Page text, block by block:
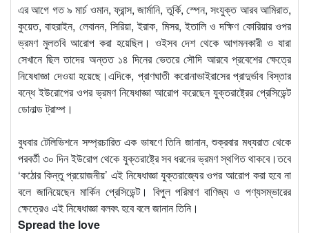
এর আগে গত ৯ মার্চ ওমান, ফ্রান্স, জার্মানি, তুর্কি, স্পেন, সংযুক্ত আরব আমিরাত,
কুয়েত, বাহরাইন, লেবানন, সিরিয়া, ইরাক, মিসর, ইতালি ও দক্ষিণ কোরিয়ার ওপর
ভ্রমণ মুলতবি আরোপ করা হয়েছিল। ওইসব দেশ থেকে আগমনকারী ও যারা
সেখানে ছিল তাদের অন্তত ১৪ দিনের ভেতরে সৌদি আরবে প্রবেশের ক্ষেত্রে
নিষেধাজ্ঞা দেওয়া হয়েছে।এদিকে, প্রাণঘাতী করোনাভাইরাসের প্রাদুর্ভাব বিস্তার
বন্ধে ইউরোপের ওপর ভ্রমণ নিষেধাজ্ঞা আরোপ করেছেন যুক্তরাষ্ট্রের প্রেসিডেন্ট
ডোনাল্ড ট্রাম্প।
বুধবার টেলিভিশনে সম্প্রচারিত এক ভাষণে তিনি জানান, শুক্রবার মধ্যরাত থেকে
পরবর্তী ৩০ দিন ইউরোপ থেকে যুক্তরাষ্ট্রে সব ধরনের ভ্রমণ স্থগিত থাকবে।তবে
‘কঠোর কিন্তু প্রয়োজনীয়’ এই নিষেধাজ্ঞা যুক্তরাজ্যের ওপর আরোপ করা হবে না
বলে জানিয়েছেন মার্কিন প্রেসিডেন্ট। বিপুল পরিমাণ বাণিজ্য ও পণ্যসম্ভারের
ক্ষেত্রেও এই নিষেধাজ্ঞা বলবৎ হবে বলে জানান তিনি।
Spread the love